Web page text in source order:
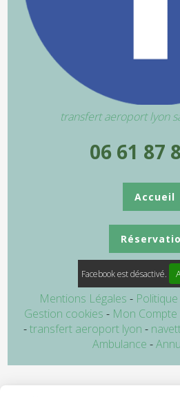
transfert aeroport lyon
06 61 87
Accueil
Facebook est désactivé.
Mentions Légales
Gestion cookies
Mon Compte
transfert aeroport lyon
Ambulance